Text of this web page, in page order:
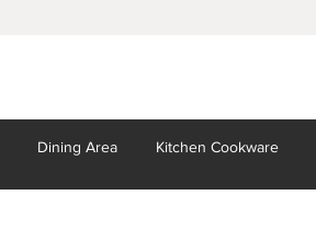
Dining Area Kitchen Cookware